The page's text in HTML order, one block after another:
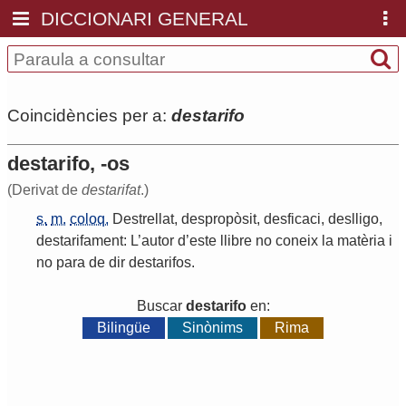
DICCIONARI GENERAL
Coincidències per a: destarifo
destarifo, -os
(Derivat de destarifat.)
s. m. coloq. Destrellat, despropòsit, desficaci, deslligo,
destarifament: L’autor d’este llibre no coneix la matèria i
no para de dir destarifos.
Buscar destarifoen:
Bilingüe
Sinònims Rima